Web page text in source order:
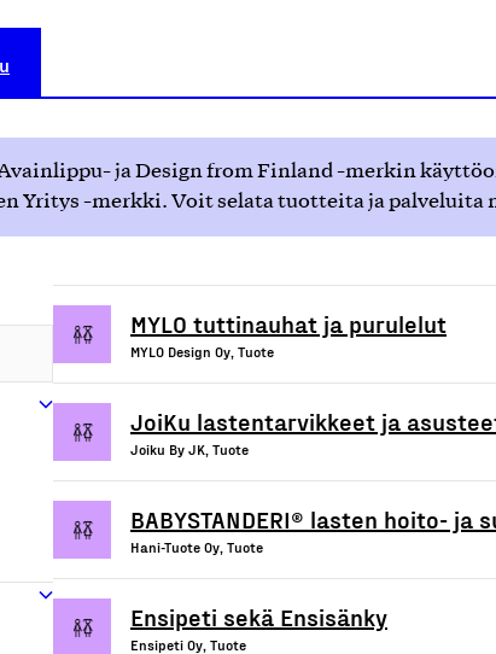
ja Design from Finland -merkin
Yritys -merkki. Voit selata tuotteita ja palveluita
MYLO tuttinauhat ja purulelut
MYLO Design Oy, Tuote
JoiKu lastentarvikkeet ja
Joiku By JK, Tuote
BABYSTANDERI® lasten hoito- ja
Hani-Tuote Oy, Tuote
Ensipeti sekä Ensisänky
Ensipeti Oy, Tuote